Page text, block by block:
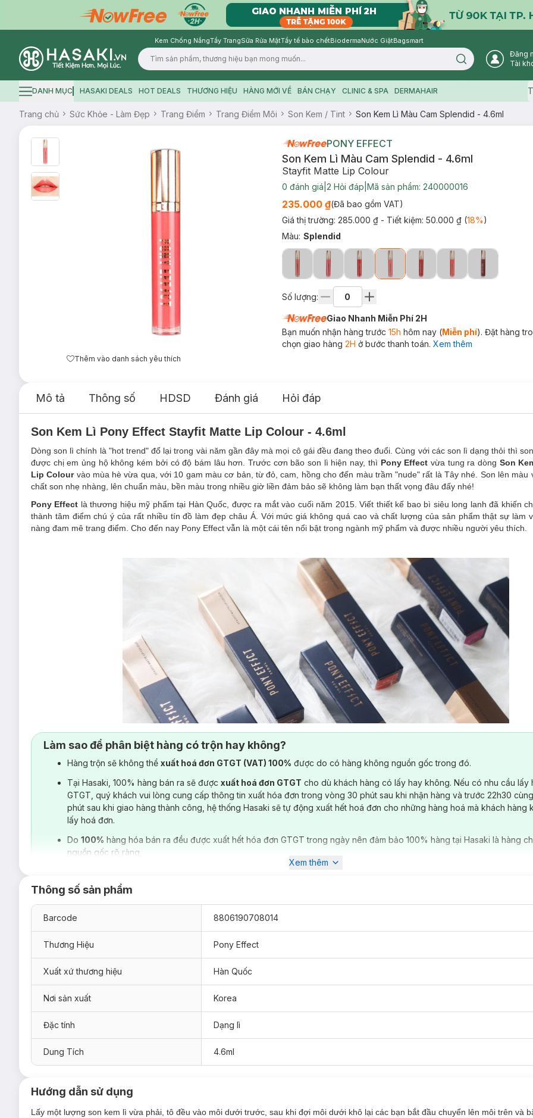
Kem Chống NắngTẩy TrangSữa Rửa MặtTẩy tế bào chếtBiodermaNước GiặtBagsmart
Logo
Search icon
Đăng
Tài
Hamburger icon
DANH MỤC HASAKI DEALS HOT DEALS THƯƠNG HIỆU HÀNG MỚI VỀ BÁN CHẠY CLINIC & SPA DERMAHAIR
Trang chủ Sức Khỏe - Làm Đẹp Trang Điểm Trang Điểm Môi Son Kem / Tint Son Kem Lì Màu Cam Splendid - 4.6ml
Thêm vào danh sách yêu thích
PONY EFFECT
Son Kem Lì Màu Cam Splendid - 4.6ml
Stayfit Matte Lip Colour
0 đánh giá 2 Hỏi đáp Mã sản phẩm: 240000016
235.000 ₫(Đã bao gồm VAT)
Giá thị trường: 285.000 ₫ - Tiết kiệm: 50.000 ₫(18%)
Màu: Splendid
Số lượng:
Giao Nhanh Miễn Phí 2H
Bạn muốn nhận hàng trước 15h hôm nay (Miễn phí). Đặt hàng
chọn giao hàng 2H ở bước thanh toán. Xem thêm
Mô tả Thông số HDSD Đánh giá Hỏi đáp
Son Kem Lì Pony Effect Stayfit Matte Lip Colour - 4.6ml
Dòng son lì chính là "hot trend" đổ lại trong vài năm gần đây mà mọi cô gái đều đang theo đuổi. Cùng với các son lì dạng thỏi thì
được chị em ủng hộ không kém bởi có độ bám lâu hơn. Trước cơn bão son lì hiện nay, thì Pony Effect vừa tung ra dòng Son
Lip Colourvào mùa hè vừa qua, với 10 gam màu cơ bản, từ đỏ, cam, hồng cho đến màu trầm "nude" rất là Tây nhé. Son lên màu
chất son nhẹ nhàng, lên chuẩn màu, bền màu trong nhiều giờ liền đảm bảo sẽ không làm bạn thất vọng đâu đấy nhé!
Pony Effect là thương hiệu mỹ phẩm tại Hàn Quốc, được ra mắt vào cuối năm 2015. Viết thiết kế bao bì siêu long lanh đã khiến
thành tâm điểm chú ý của rất nhiều tín đồ làm đẹp châu Á. Với mức giá không quá cao và chất lượng của sản phẩm thật sự làm
nàng đam mê trang điểm. Cho đến nay Pony Effect vẫn là một cái tên nổi bật trong ngành mỹ phẩm và được nhiều người yêu thích.
Pony Effect Stayfit Matte Lip Colourvới thiết kế đầu cọ mềm mịn, thân son trong suốt vô cùng bắt mắt và sang trọng. Kết cấu
mới của Pony không quá đặc, chất son nhẹ nhàng, mượt mà, ít bột, không làm lộ vân môi, bền màu đến 8 giờ, không lem, khi đánh
Độ lên màu chuẩn từ lần lướt đầu tiên, Son mang lại lớp finish matte mịn màng, khô hẳn sau 30 giây và bắt đầu bám chặt vào môi
son chồng lên lớp thứ 2 thì cảm giác khô sẽ rất rõ rệt, khi bặm môi cũng không bị dính. Cảm giác trên môi vẫn thoải mái, tuy bám
gây khó chịu.
Làm sao để phân biệt hàng có trộn hay không?
Hàng trộn sẽ không thể xuất hoá đơn GTGT (VAT) 100% được do có hàng không nguồn gốc trong đó.
Tại Hasaki, 100% hàng bán ra sẽ được xuất hoá đơn GTGT cho dù khách hàng có lấy hay không. Nếu có nhu cầu lấy
GTGT, quý khách vui lòng cung cấp thông tin xuất hóa đơn trong vòng 30 phút sau khi nhận hàng và trước 22h30
phút sau khi giao hàng thành công, hệ thống Hasaki sẽ tự động xuất hết hoá đơn cho những hàng hoá mà khách hàng
lấy hoá đơn.
Do 100% hàng hóa bán ra đều được xuất hết hóa đơn GTGT trong ngày nên đảm bảo 100% hàng tại Hasaki là hàng
nguồn gốc rõ ràng.
Xem thêm
Thông số sản phẩm
Barcode 8806190708014
Thương Hiệu Pony Effect
Xuất xứ thương hiệu Hàn Quốc
Nơi sản xuất Korea
Đặc tính Dạng lì
Dung Tích 4.6ml
Hướng dẫn sử dụng
Lấy một lượng son kem lì vừa phải, tô đều vào môi dưới trước, sau khi đợi môi dưới khô lại các bạn bắt đầu chuyển lên môi trên và